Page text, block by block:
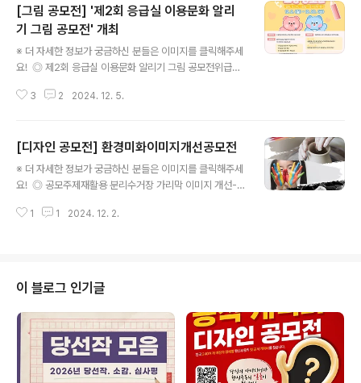
[그림 공모전] '제2회 응급실 이용문화 알리
기 그림 공모전' 개최
※ 더 자세한 정보가 궁금하신 분들은 이미지를 클릭해주세
요! ◎ 제2회 응급실 이용문화 알리기 그림 공모전위급한
공모주제올바른 응급실 이용문화 3개 주제 중 1개를 선택
2024. 12. 2.(월) ~ 12. 20.(금) ◎ 참여대상초등학생(재
학생 또는 해당 연령대 어린이 포함) ◎ 제출방법작품(원
본)과 참가 신청서를 등기 우편으로 접수접수처: 서울특별
첨부파일 확인 ◎ 공모규격8절 도화지 ◎ 수상자 발표12
3 2 2024. 12. 5.
[디자인 공모전] 환경미화이미지개선공모전
※ 더 자세한 정보가 궁금하신 분들은 이미지를 클릭해주세
요! ◎ 공모주제재활용 분리수거장 가리막 이미지 개선-
만들어 주세요. ◎ 모집대상고등학생이상, 경기도 화성 인
m ◎ 담당자 TIP재활용 분리수거장 가리막을 환경 친화
적으로 그리고 싶습니다. 많은 분들의 관심과 참여를 바라
며, 이상 콘코에서 소식 전해 드렸습니다. ※ 내용이 더 궁금
하시다면, 참가신청 알아보기 >에서 확인하실 수 있습니
다.※ 주최사의 기획에 의해 변경이 될 수 있으니, 반드시 주
최사의..
1 1 2024. 12. 2.
이 블로그 인기글